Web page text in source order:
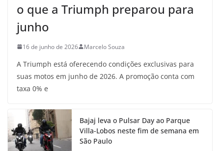
o que a Triumph preparou para
junho
16 de junho de 2026 Marcelo Souza
A Triumph está oferecendo condições exclusivas para
suas motos em junho de 2026. A promoção conta com
taxa 0% e
Bajaj leva o Pulsar Day ao Parque
Villa-Lobos neste fim de semana em
São Paulo